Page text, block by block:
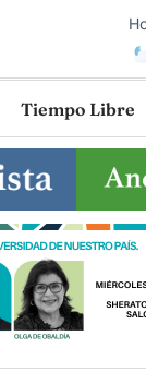
Tiempo Libre